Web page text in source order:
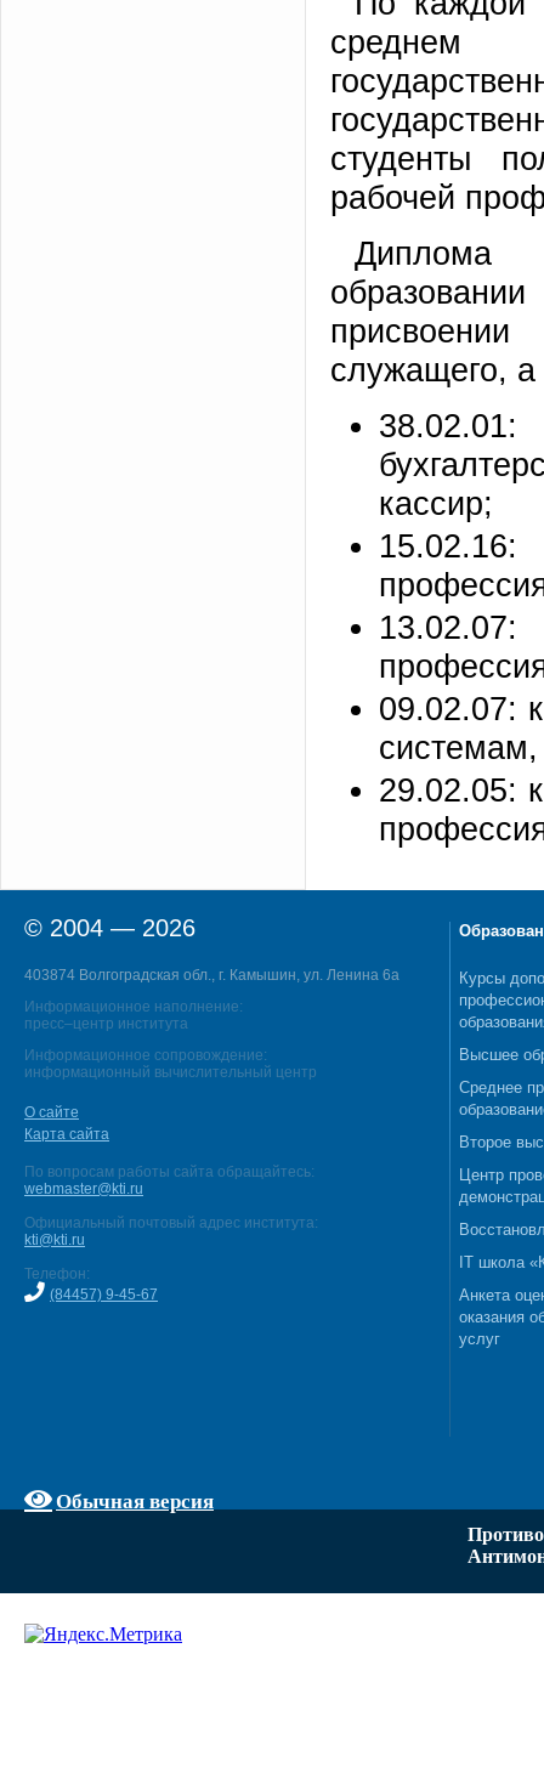
среднем
студенты
рабочей
Диплома
служащего,
кассир;
09.02.07:
29.02.05:
© 2004 — 2026
403874 Волгоградская обл., г. Камышин, ул. Ленина 6а
Информационное наполнение:
пресс–центр института
Информационное сопровождение:
информационный вычислительный центр
О сайте
Карта сайта
По вопросам работы сайта обращайтесь:
webmaster@kti.ru
Официальный почтовый адрес института:
kti@kti.ru
Телефон:
(84457) 9-45-67
Обычная версия
Курсы
Высшее
Среднее
Второе
Центр
IT школа
Анкета
оказания
услуг